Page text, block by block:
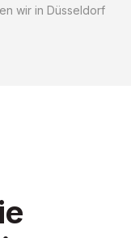
wir in Düsseldorf